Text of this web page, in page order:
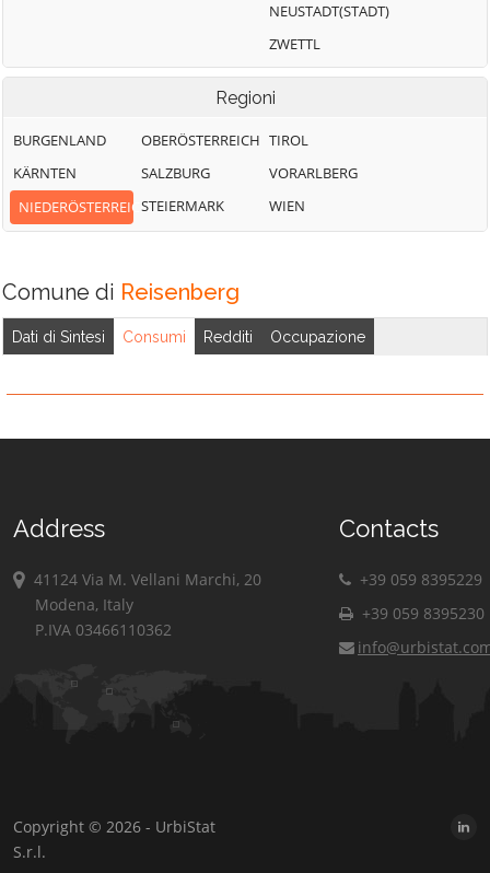
NEUSTADT(STADT)
ZWETTL
Regioni
BURGENLAND
KÄRNTEN
NIEDERÖSTERREICH
OBERÖSTERREICH
SALZBURG
STEIERMARK
TIROL
VORARLBERG
WIEN
Comune di Reisenberg
Dati di Sintesi Consumi Redditi Occupazione
Address
41124 Via M. Vellani Marchi, 20
Modena, Italy
P.IVA 03466110362
Contacts
+39 059 8395229
+39 059 8395230
Copyright © 2026 - UrbiStat
S.r.l.